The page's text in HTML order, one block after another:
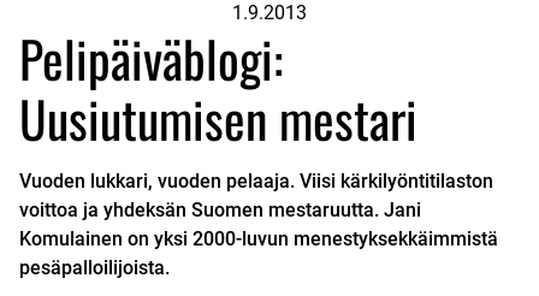
1.9.2013
Pelipäiväblogi:
Uusiutumisen mestari
Vuoden lukkari, vuoden pelaaja. Viisi kärkilyöntitilaston
voittoa ja yhdeksän Suomen mestaruutta. Jani
Komulainen on yksi 2000-luvun menestyksekkäimmistä
pesäpalloilijoista.